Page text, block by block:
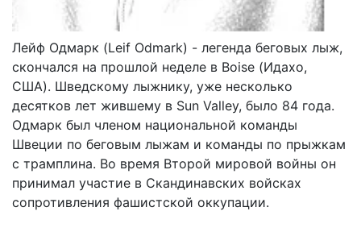
Лейф Одмарк (Leif Odmark) - легенда беговых лыж,
скончался на прошлой неделе в Boise (Идахо,
США). Шведскому лыжнику, уже несколько
десятков лет жившему в Sun Valley, было 84 года.
Одмарк был членом национальной команды
Швеции по беговым лыжам и команды по прыжкам
с трамплина. Во время Второй мировой войны он
принимал участие в Скандинавских войсках
сопротивления фашистской оккупации.